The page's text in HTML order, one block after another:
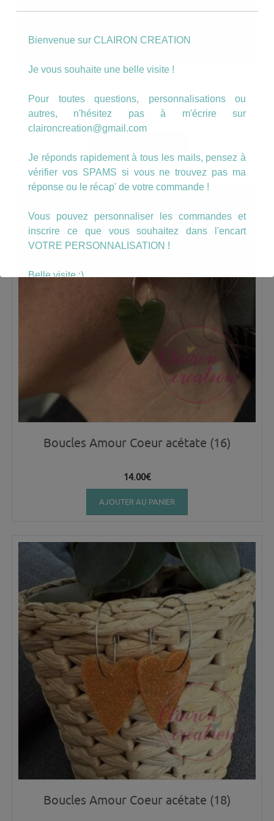
14.00
Boucles Amour Coeur acétate (16)
14.00€
AJOUTER AU PANIER
Boucles Amour Coeur acétate (18)
Bienvenue sur CLAIRON CREATION
Je vous souhaite une belle visite !
Pour toutes questions, personnalisations ou
autres, n'hésitez pas à m'écrire sur
claironcreation@gmail.com
Je réponds rapidement à tous les mails, pensez à
vérifier vos SPAMS si vous ne trouvez pas ma
réponse ou le récap' de votre commande !
Vous pouvez personnaliser les commandes et
inscrire ce que vous souhaitez dans l'encart
VOTRE PERSONNALISATION !
Belle visite :)